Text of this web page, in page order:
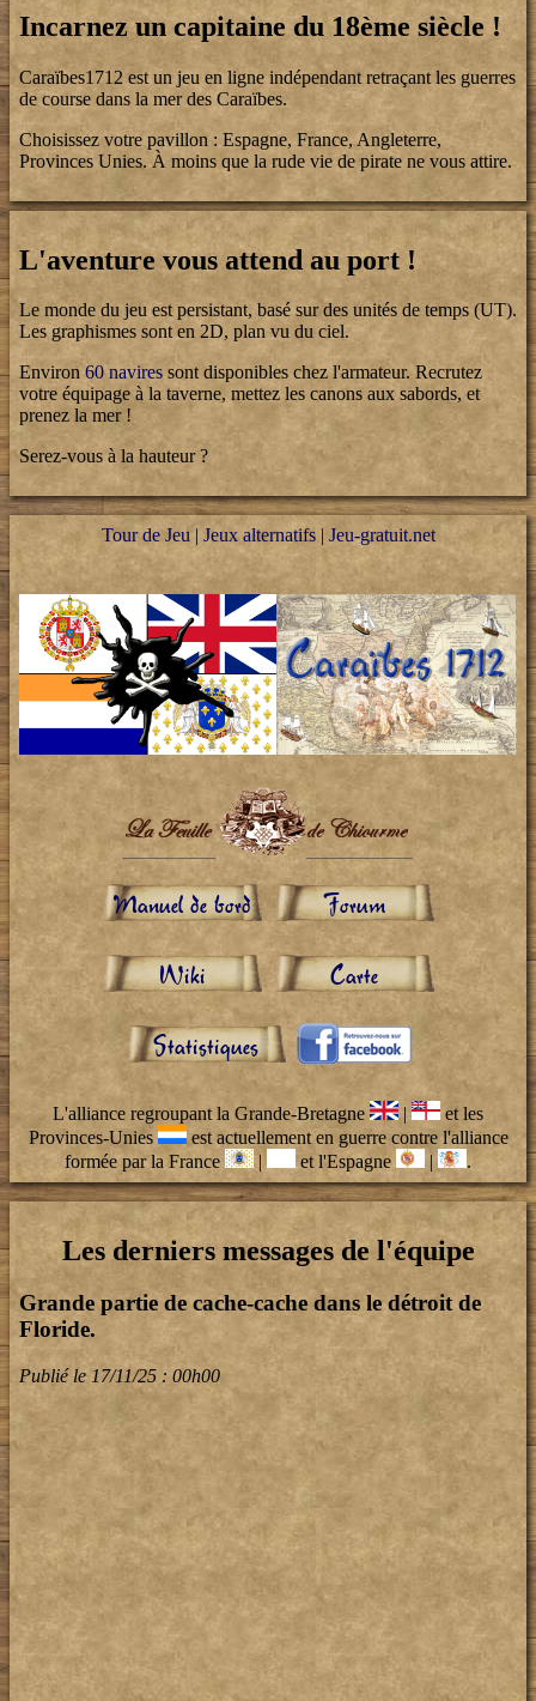
Incarnez un capitaine du 18ème siècle !
Caraïbes1712 est un jeu en ligne indépendant retraçant les guerres
de course dans la mer des Caraïbes.
Choisissez votre pavillon : Espagne, France, Angleterre,
Provinces Unies. À moins que la rude vie de pirate ne vous attire.
L'aventure vous attend au port !
Le monde du jeu est persistant, basé sur des unités de temps (UT).
Les graphismes sont en 2D, plan vu du ciel.
Environ60 navires sont disponibles chez l'armateur. Recrutez
votre équipage à la taverne, mettez les canons aux sabords, et
prenez la mer !
Serez-vous à la hauteur ?
Tour de Jeu| Jeux alternatifs| Jeu-gratuit.net
Manuel de bord Forum
Wiki Carte
Statistiques
L'alliance regroupant la Grande-Bretagne |
et les
Provinces-Unies
est actuellement en guerre contre l'alliance
formée par la France
| et l'Espagne | .
Les derniers messages de l'équipe
Grande partie de cache-cache dans le détroit de
Floride.
Publié le 17/11/25 : 00h00